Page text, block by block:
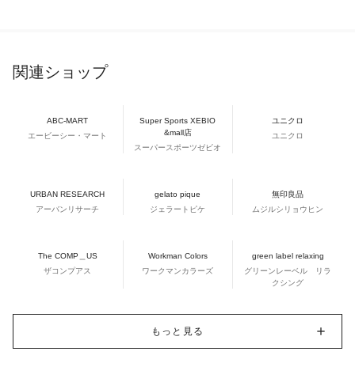
関連ショップ
ABC-MART
エービーシー・マート
Super Sports XEBIO
&mall店
スーパースポーツゼビオ
ユニクロ
ユニクロ
URBAN RESEARCH
アーバンリサーチ
gelato pique
ジェラートピケ
無印良品
ムジルシリョウヒン
The COMP＿US
ザコンプアス
Workman Colors
ワークマンカラーズ
green label relaxing
グリーンレーベル リラ
クシング
もっと見る